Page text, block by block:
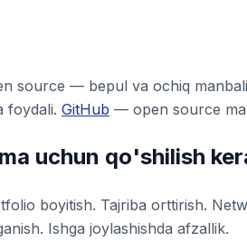
source — bepul va ochiq
foydali. GitHub — open source
uchun qo'shilish
boyitish. Tajriba orttirish.
Ishga joylashishda afzallik.